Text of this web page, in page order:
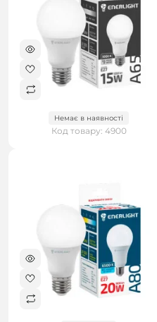
Немає в наявності
Код товару: 4900